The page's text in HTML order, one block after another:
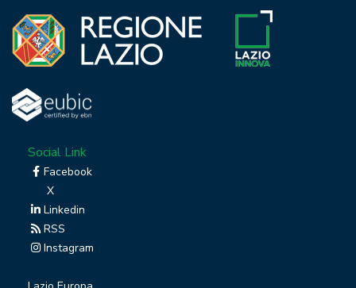
Social Link
Facebook
X
Linkedin
RSS
Instagram